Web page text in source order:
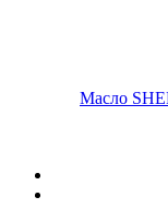
Масло